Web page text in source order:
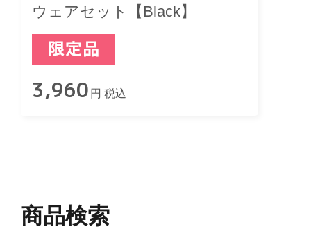
ウェアセット【Black】
3,960 円 税込
商品検索